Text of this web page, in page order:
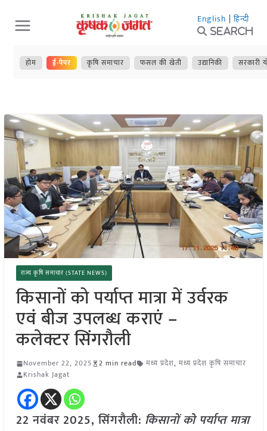
Skip
to
content
English | हिन्दी
Search
होम ई-पेपर कृषि समाचार फसल की खेती उद्यानिकी सरकारी
राज्य कृषि समाचार (STATE NEWS)
किसानों को पर्याप्त मात्रा में उर्वरक
एवं बीज उपलब्ध कराएं –
कलेक्टर सिंगरौली
November 22, 2025 2 min read मध्य प्रदेश, मध्य प्रदेश कृषि समाचार
Krishak Jagat
22 नवंबर 2025,सिंगरौली: किसानों को पर्याप्त मात्रा